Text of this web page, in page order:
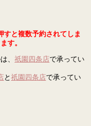
と複数予約されてしま
す。
、 祇園四条店で承ってい
と 祇園四条店で承ってい